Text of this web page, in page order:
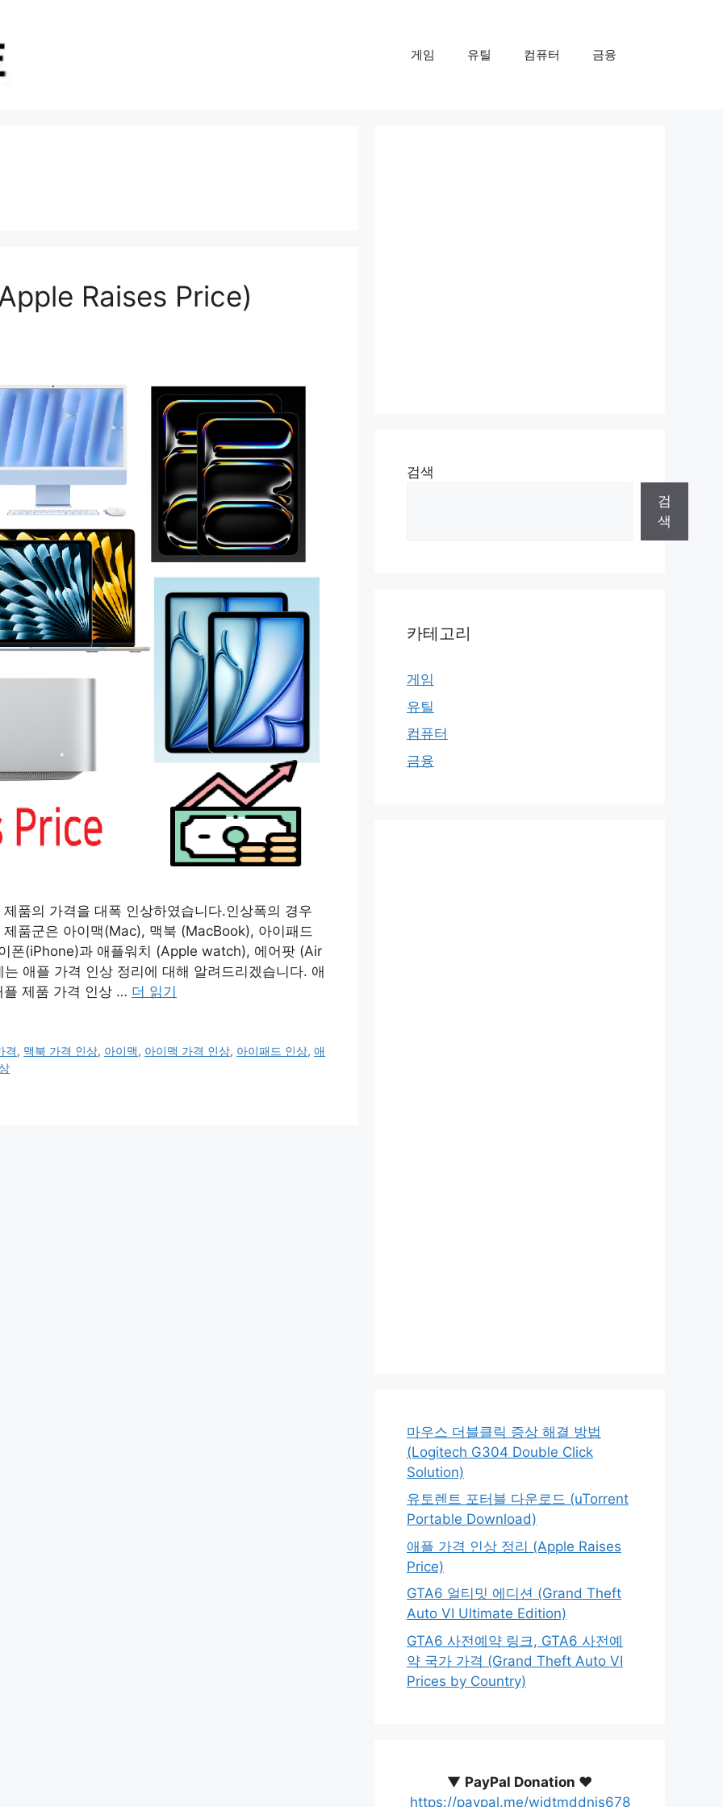
게임 유틸 컴퓨터 금융
Raises Price)
품의 가격을 대폭 인상하였습니다.인상폭의 경우
품군은 아이맥(Mac), 맥북 (MacBook), 아이패드
폰(iPhone)과 애플워치 (Apple watch), 에어팟 (Air
애플 가격 인상 정리에 대해 알려드리겠습니다. 애
제품 가격 인상 … 더 읽기
격, 맥북 가격 인상, 아이맥, 아이맥 가격 인상, 아이패드 인상,애
검색
검
색
카테고리
게임
유틸
컴퓨터
금융
마우스 더블클릭 증상 해결 방법
(Logitech G304 Double Click
Solution)
유토렌트 포터블 다운로드 (uTorrent
Portable Download)
애플 가격 인상 정리 (Apple Raises
Price)
GTA6 얼티밋 에디션 (Grand Theft
Auto VI Ultimate Edition)
GTA6 사전예약 링크, GTA6 사전예
약 국가 가격 (Grand Theft Auto VI
Prices by Country)
▼ PayPal Donation ♥️
https://paypal.me/wjdtmddnjs678